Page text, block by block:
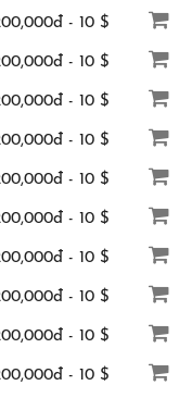
- 10 $
- 10 $
- 10 $
- 10 $
- 10 $
- 10 $
- 10 $
- 10 $
- 10 $
- 10 $